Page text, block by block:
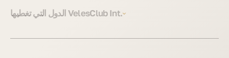
الدول التي تغطيها VelesClub Int.